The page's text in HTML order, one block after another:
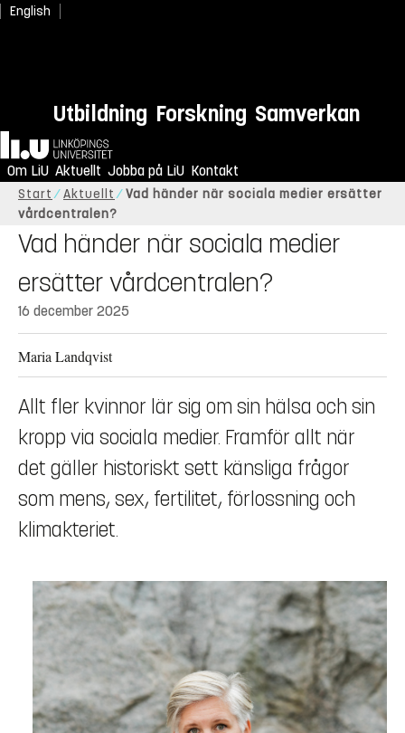
English
Utbildning Forskning Samverkan
Hem
Om LiU Aktuellt Jobba på LiU Kontakt
Start Aktuellt
Vad händer när sociala medier ersätter
vårdcentralen?
Vad händer när sociala medier
ersätter vårdcentralen?
16 december 2025
Maria Landqvist
Allt fler kvinnor lär sig om sin hälsa och sin
kropp via sociala medier. Framför allt när
det gäller historiskt sett känsliga frågor
som mens, sex, fertilitet, förlossning och
klimakteriet.